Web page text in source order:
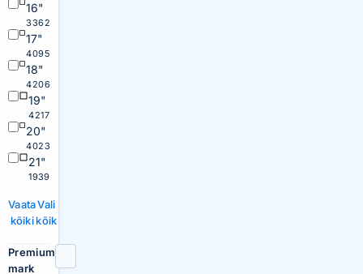
16"
3362
17"
4095
18"
4206
19"
4217
20"
4023
21"
1939
Vaata
kõiki
Vali
kõik
Premium
mark